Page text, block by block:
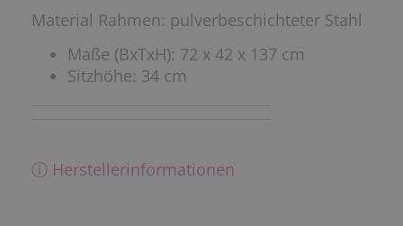
Material Rahmen: pulverbeschichteter Stahl
Maße (BxTxH): 72 x 42 x 137 cm
Sitzhöhe: 34 cm
ⓘ Herstellerinformationen